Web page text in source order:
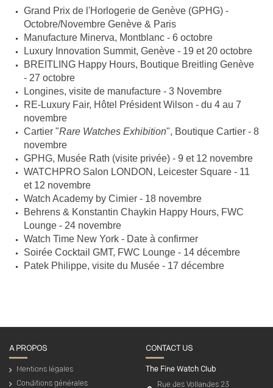
Grand Prix de l'Horlogerie de Genève (GPHG) -
Octobre/Novembre Genève & Paris
Manufacture Minerva, Montblanc - 6 octobre
Luxury Innovation Summit, Genève - 19 et 20 octobre
BREITLING Happy Hours, Boutique Breitling Genève
- 27 octobre
Longines, visite de manufacture - 3 Novembre
RE-Luxury Fair, Hôtel Président Wilson - du 4 au 7
novembre
Cartier "Rare Watches Exhibition", Boutique Cartier - 8
novembre
GPHG, Musée Rath (visite privée) - 9 et 12 novembre
WATCHPRO Salon LONDON, Leicester Square - 11
et 12 novembre
Watch Academy by Cimier - 18 novembre
Behrens & Konstantin Chaykin Happy Hours, FWC
Lounge - 24 novembre
Watch Time New York - Date à confirmer
Soirée Cocktail GMT, FWC Lounge - 14 décembre
Patek Philippe, visite du Musée - 17 décembre
A PROPOS
Mentions légales
Conditions générales
CONTACT US
The Fine Watch Club
Rue des Vollandes 23